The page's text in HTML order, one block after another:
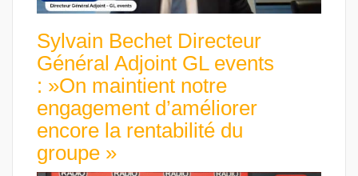
Sylvain Bechet Directeur
Général Adjoint GL events
: »On maintient notre
engagement d’améliorer
encore la rentabilité du
groupe »